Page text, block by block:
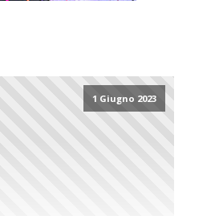
1 Giugno 2023